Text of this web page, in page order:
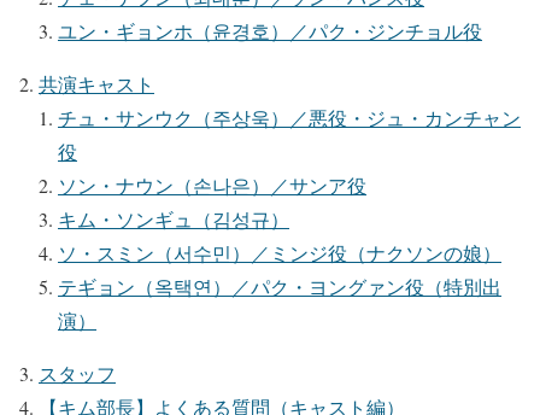
ユン・ギョンホ（윤경호）／パク・ジンチョル役
共演キャスト
チュ・サンウク（주상욱）／悪役・ジュ・カンチャン
役
ソン・ナウン（손나은）／サンア役
キム・ソンギュ（김성규）
ソ・スミン（서수민）／ミンジ役（ナクソンの娘）
テギョン（옥택연）／パク・ヨングァン役（特別出
演）
スタッフ
【キム部長】よくある質問（キャスト編）